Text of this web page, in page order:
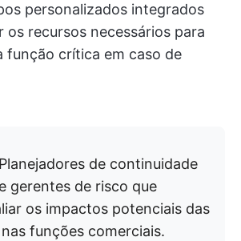
personalizados integrados
os recursos necessários para
função crítica em caso de
Planejadores de continuidade
gerentes de risco que
os impactos potenciais das
funções comerciais.